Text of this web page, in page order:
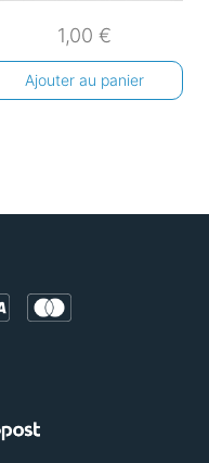
1,00 €
Ajouter au panier